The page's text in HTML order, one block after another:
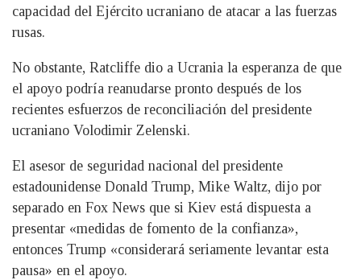
capacidad del Ejército ucraniano de atacar a las fuerzas
rusas.
No obstante, Ratcliffe dio a Ucrania la esperanza de que
el apoyo podría reanudarse pronto después de los
recientes esfuerzos de reconciliación del presidente
ucraniano Volodimir Zelenski.
El asesor de seguridad nacional del presidente
estadounidense Donald Trump, Mike Waltz, dijo por
separado en Fox News que si Kiev está dispuesta a
presentar «medidas de fomento de la confianza»,
entonces Trump «considerará seriamente levantar esta
pausa» en el apoyo.